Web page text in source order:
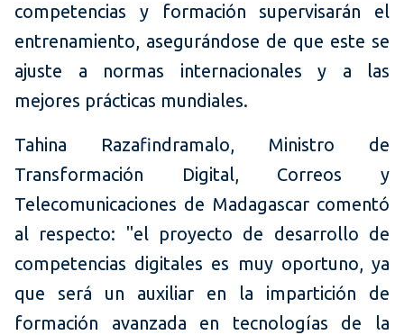
competencias y formación supervisarán el
entrenamiento, asegurándose de que este se
ajuste a normas internacionales y a las
mejores prácticas mundiales.
Tahina Razafindramalo, Ministro de
Transformación Digital, Correos y
Telecomunicaciones de Madagascar comentó
al respecto: "el proyecto de desarrollo de
competencias digitales es muy oportuno, ya
que será un auxiliar en la impartición de
formación avanzada en tecnologías de la